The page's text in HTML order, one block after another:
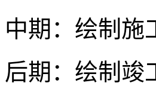
中期：绘制施
后期：绘制竣